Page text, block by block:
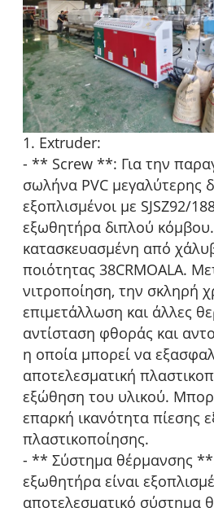
1. Extruder:
- ** Screw **: Για την
σωλήνα PVC μεγαλύτερης
εξοπλισμένοι με SJSZ92/
εξωθητήρα διπλού κόμβου.
κατασκευασμένη από
ποιότητας 38CRMOALA.
νιτροποίηση, την σκληρή
επιμετάλλωση και άλλες
αντίσταση φθοράς και
η οποία μπορεί να
αποτελεσματική
εξώθηση του υλικού.
επαρκή ικανότητα πίεσης
πλαστικοποίησης.
- ** Σύστημα θέρμανσης
εξωθητήρα είναι
αποτελεσματικό σύστημα